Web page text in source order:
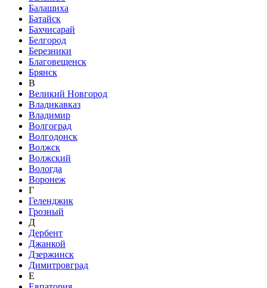
Балашиха
Батайск
Бахчисарай
Белгород
Березники
Благовещенск
Брянск
В
Великий Новгород
Владикавказ
Владимир
Волгоград
Волгодонск
Волжск
Волжский
Вологда
Воронеж
Г
Геленджик
Грозный
Д
Дербент
Джанкой
Дзержинск
Димитровград
Е